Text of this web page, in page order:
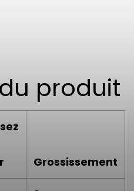
produit
Grossissement